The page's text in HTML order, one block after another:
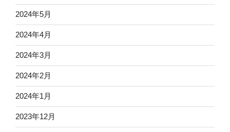
2024年5月
2024年4月
2024年3月
2024年2月
2024年1月
2023年12月